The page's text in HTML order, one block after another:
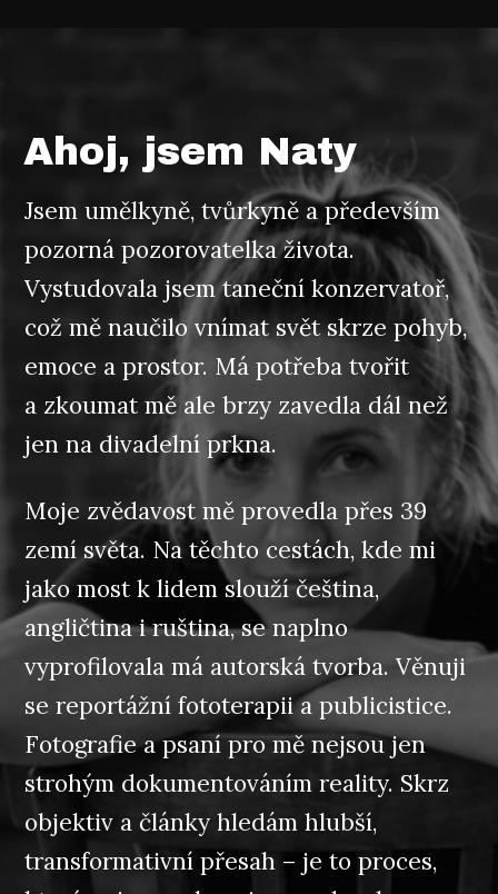
Ahoj, jsem Naty
Jsem umělkyně, tvůrkyně a především
pozorná pozorovatelka života.
Vystudovala jsem taneční konzervatoř,
což mě naučilo vnímat svět skrze pohyb,
emoce a prostor. Má potřeba tvořit
a zkoumat mě ale brzy zavedla dál než
jen na divadelní prkna.
Moje zvědavost mě provedla přes 39
zemí světa. Na těchto cestách, kde mi
jako most k lidem slouží čeština,
angličtina i ruština, se naplno
vyprofilovala má autorská tvorba. Věnuji
se reportážní fototerapii a publicistice.
Fotografie a psaní pro mě nejsou jen
strohým dokumentováním reality. Skrz
objektiv a články hledám hlubší,
transformativní přesah – je to proces,